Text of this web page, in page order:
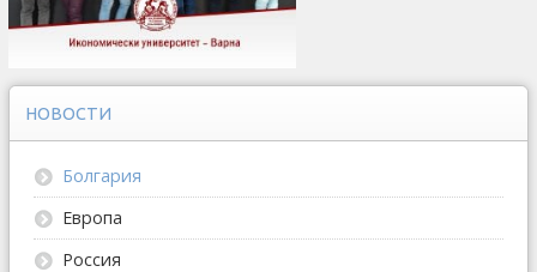
НОВОСТИ
Болгария
Европа
Россия